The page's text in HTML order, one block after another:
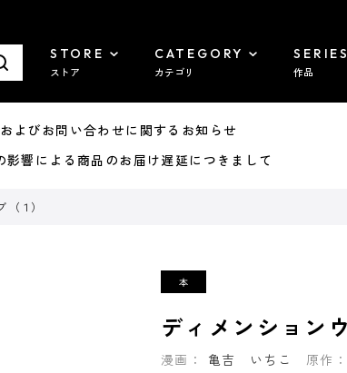
STORE
ストア
CATEGORY
カテゴリ
SERIES
作品
びお問い合わせに関するお知らせ
響による商品のお届け遅延につきまして
（１）
ディメンション
漫画： 亀吉 いちこ 原作：